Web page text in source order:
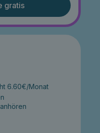
gratis
6.60€/Monat